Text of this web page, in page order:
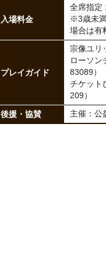
入場料金
全席指定
※3歳未
場合は有
プレイガイド
宗像ユリ
ローソン
83089）
チケット
209）
後援・協賛 主催：公